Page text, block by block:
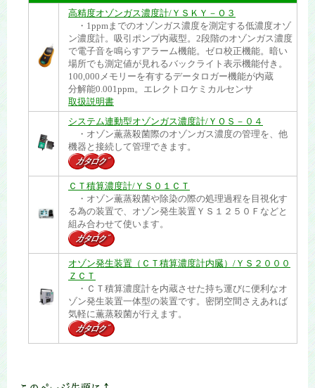
高精度オゾンガス濃度計/ＹＳＫＹ－Ｏ３
・1ppmまでのオゾンガス濃度を測定する低濃度オゾ
ン濃度計。吸引ポンプ内蔵型。2段階のオゾンガス濃度
で電子音を鳴らすアラーム機能。ゼロ校正機能。暗い
場所でも測定値が見れるバックライト表示機能付き。
100,000メモリーを有するデータロガー機能が内蔵
分解能0.001ppm。エレクトロケミカルセンサ
取扱説明書
システム連動型オゾンガス濃度計/ＹＯＳ－０４
・オゾン薫蒸殺菌際のオゾンガス濃度の管理を、他
機器と接続して管理できます。
ＣＴ積算濃度計/ＹＳ０１ＣＴ
・オゾン薫蒸殺菌や除染の際の処理過程を目視化す
る為の装置で、オゾン発生装置ＹＳ１２５０Ｆなどと
組み合わせて使います。
オゾン発生装置（ＣＴ積算濃度計内臓）/ＹＳ２０００
ＺＣＴ
・ＣＴ積算濃度計を内蔵させた持ち運びに便利なオ
ゾン発生装置一体型の装置です。密閉空間さえあれば
気軽に薫蒸殺菌が行えます。